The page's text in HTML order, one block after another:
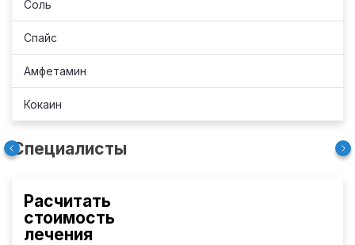
Соль
Спайс
Амфетамин
Кокаин
Специалисты
Расчитать
стоимость
лечения